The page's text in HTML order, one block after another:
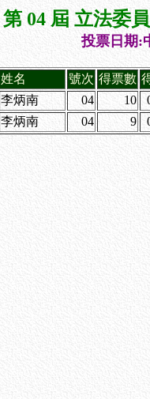
第 04 屆 立法委
投票日期:
姓名 號次 得票數
李炳南 04 10
李炳南 04 9